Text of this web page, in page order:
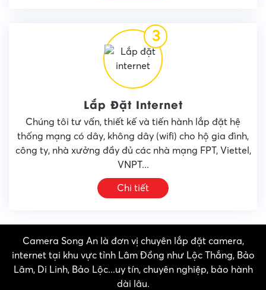
3
Lắp Đặt Internet
Chúng tôi tư vấn, thiết kế và tiến hành lắp đặt hệ
thống mạng có dây, không dây (wifi) cho hộ gia đình,
công ty, nhà xưởng đầy đủ các nhà mạng FPT, Viettel,
VNPT...
Chi tiết
Camera Song An là đơn vị chuyên lắp đặt camera,
internet tại khu vực tỉnh Lâm Đồng như Lộc Thắng, Bảo
Lâm, Di Linh, Bảo Lộc...uy tín, chuyên nghiệp, bảo hành
dài lâu.